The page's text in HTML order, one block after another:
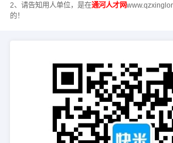
2、请告知用人单位，是在通河人才网
的！